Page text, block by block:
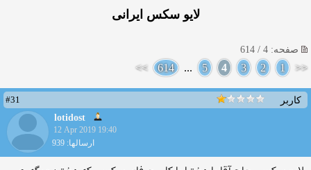
لایو سکس ایرانی
صفحه: 4 / 614
<<
1
2
3
4
5
...
614
>>
کاربر
#31
lotidost
12 Apr 2019 19:40
ارسالها: 939